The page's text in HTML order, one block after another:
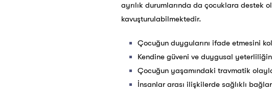
ayrılık durumlarında da çocuklara destek
kavuşturulabilmektedir.
Çocuğun duygularını ifade etmesini
Kendine güveni ve duygusal
Çocuğun yaşamındaki travmatik
İnsanlar arası ilişkilerde sağlıklı